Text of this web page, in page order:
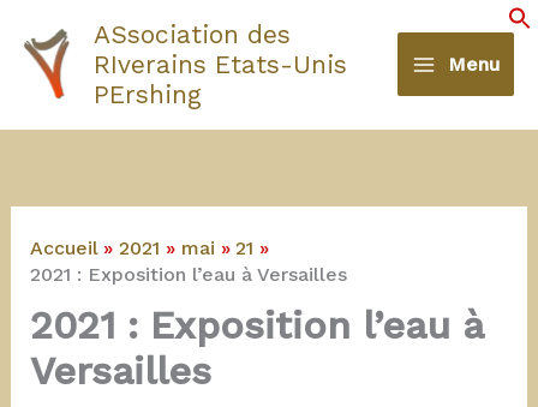
contenu
ASsociation des
RIverains Etats-Unis
PErshing
Menu
Accueil 2021 mai
21
2021 : Exposition l’eau à Versailles
2021 : Exposition l’eau à
Versailles